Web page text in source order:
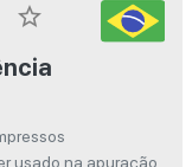
star_border
usado na apuração